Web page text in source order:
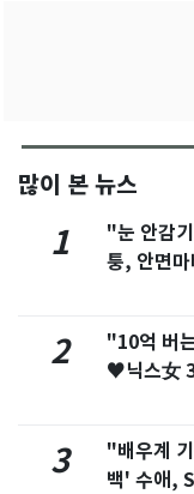
많이 본 뉴스
1
"눈 안감
퉁, 안면마
2
"10억 버
♥닉스女
3
"배우계
백' 수애,